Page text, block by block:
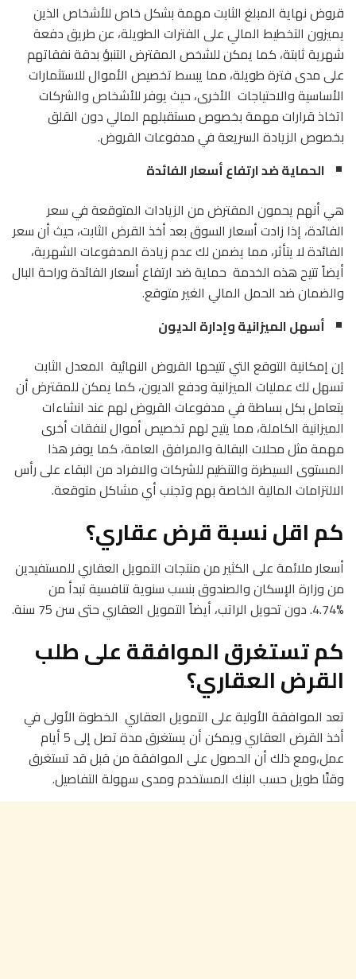
قروض نهاية المبلغ الثابت مهمة بشكل خاص للأشخاص الذين
يميزون التخطيط المالي على الفترات الطويلة، عن طريق دفعة
شهرية ثابتة، كما يمكن للشخص المقترض التنبؤ بدقة نفقاتهم
على مدى فترة طويلة، مما يبسط تخصيص الأموال للاستثمارات
الأساسية والاحتياجات الأخرى، حيث يوفر للأشخاص والشركات
اتخاذ قرارات مهمة بخصوص مستقبلهم المالي دون القلق
بخصوص الزيادة السريعة في مدفوعات القروض.
الحماية ضد ارتفاع أسعار الفائدة
هي أنهم يحمون المقترض من الزيادات المتوقعة في سعر
الفائدة، إذا زادت أسعار السوق بعد أخذ القرض الثابت، حيث أن سعر
الفائدة لا يتأثر، مما يضمن لك عدم زيادة المدفوعات الشهرية،
أيضاً تتيح هذه الخدمة حماية ضد ارتفاع أسعار الفائدة وراحة البال
والضمان ضد الحمل المالي الغير متوقع.
أسهل الميزانية وإدارة الديون
إن إمكانية التوقع التي تتيحها القروض النهائية المعدل الثابت
تسهل لك عمليات الميزانية ودفع الديون، كما يمكن للمقترض أن
يتعامل بكل بساطة في مدفوعات القروض لهم عند انشاءات
الميزانية الكاملة، مما يتيح لهم تخصيص أموال لنفقات أخرى
مهمة مثل محلات البقالة والمرافق العامة، كما يوفر هذا
المستوى السيطرة والتنظيم للشركات والافراد من البقاء على رأس
الالتزامات المالية الخاصة بهم وتجنب أي مشاكل متوقعة.
كم اقل نسبة قرض عقاري؟
أسعار ملائمة على الكثير من منتجات التمويل العقاري للمستفيدين
من وزارة الإسكان والصندوق بنسب سنوية تنافسية تبدأ من
%4.74. دون تحويل الراتب، أيضاً التمويل العقاري حتى سن 75 سنة.
كم تستغرق الموافقة على طلب
القرض العقاري؟
تعد الموافقة الأولية على التمويل العقاري الخطوة الأولى في
أخذ القرض العقاري ويمكن أن يستغرق مدة تصل إلى 5 أيام
عمل،ومع ذلك أن الحصول على الموافقة من قبل قد تستغرق
وقتًا طويل حسب البنك المستخدم ومدى سهولة التفاصيل.